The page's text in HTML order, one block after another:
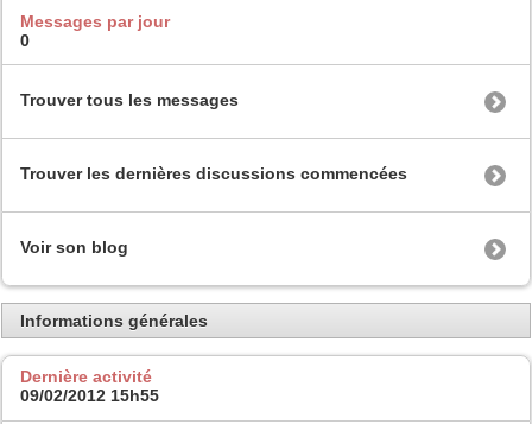
Messages par jour
0
Trouver tous les messages
Trouver les dernières discussions commencées
Voir son blog
Informations générales
Dernière activité
09/02/2012 15h55